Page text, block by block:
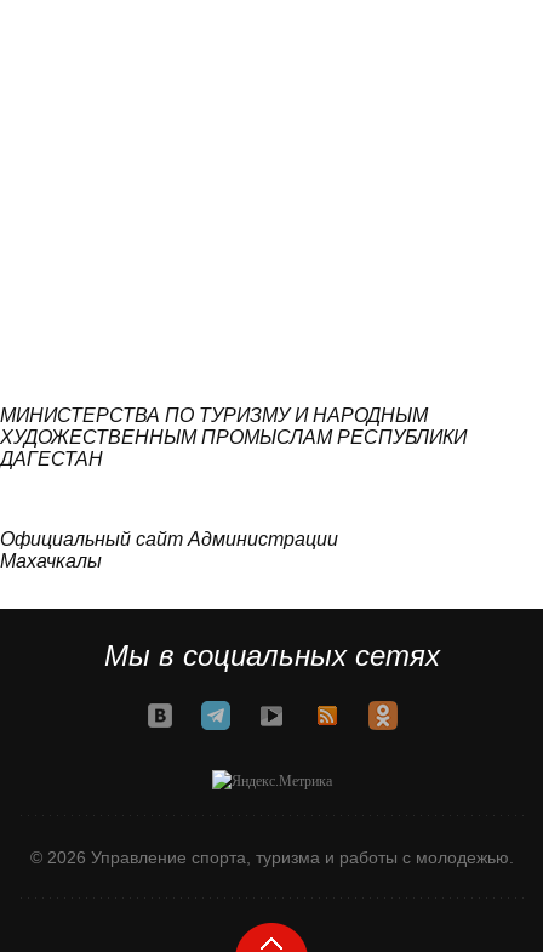
МИНИСТЕРСТВА ПО ТУРИЗМУ И НАРОДНЫМ
ХУДОЖЕСТВЕННЫМ ПРОМЫСЛАМ РЕСПУБЛИКИ
ДАГЕСТАН
Официальный сайт Администрации
Махачкалы
Мы в социальных сетях
© 2026 Управление спорта, туризма и работы с молодежью.